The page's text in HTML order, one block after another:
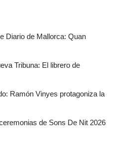
Diario de Mallorca: Quan
Tribuna: El librero de
Ramón Vinyes protagoniza la
de Sons De Nit 2026